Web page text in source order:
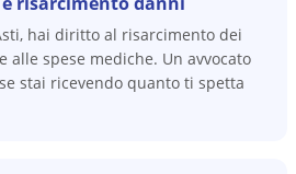
hai diritto al risarcimento dei
alle spese mediche. Un avvocato
stai ricevendo quanto ti spetta